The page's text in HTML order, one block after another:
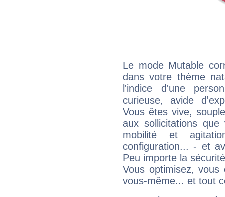
Le mode Mutable
dans votre thème
l'indice d'une
curieuse, avide
Vous êtes vive,
aux sollicitations
mobilité et
configuration... - et
Peu importe la
Vous optimisez, vous
vous-même... et tout